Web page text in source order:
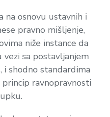
na osnovu ustavnih i
pravno mišljenje,
niže instance da
vezi sa postavljanjem
i shodno standardima
ravnopravnosti